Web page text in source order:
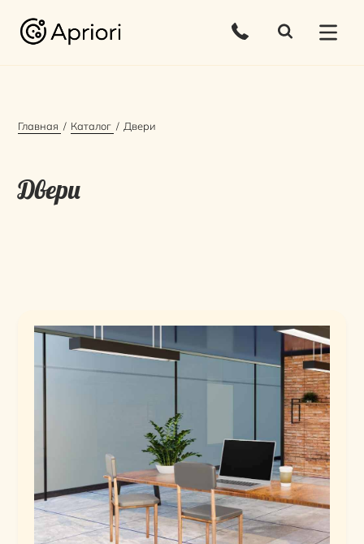
Главная Каталог Двери
Двери